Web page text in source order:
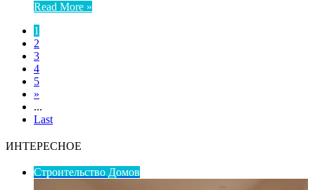
Read More »
1
2
3
4
5
»
...
Last
ИНТЕРЕСНОЕ
Строительство Домов